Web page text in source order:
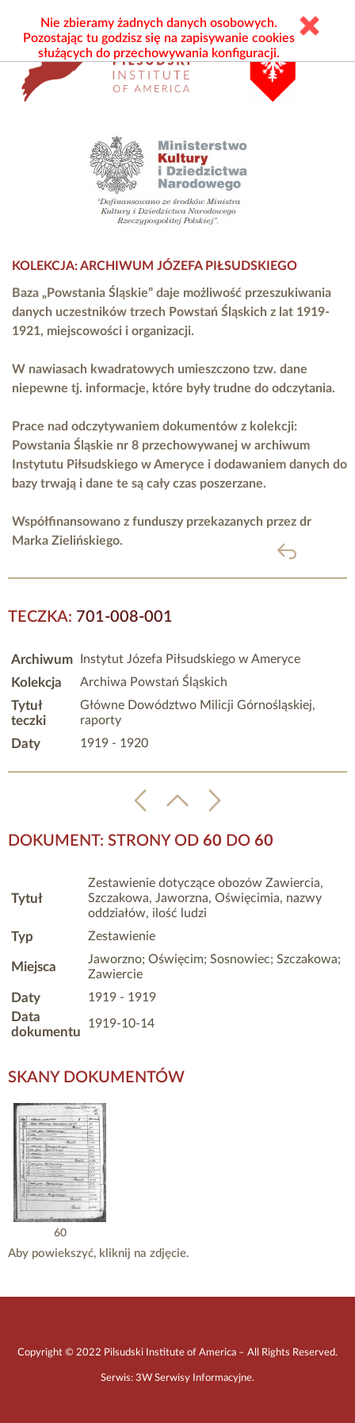
KOLEKCJA: ARCHIWUM JÓZEFA PIŁSUDSKIEGO
Baza „Powstania Śląskie” daje możliwość przeszukiwania
danych uczestników trzech Powstań Śląskich z lat 1919-
1921, miejscowości i organizacji.
W nawiasach kwadratowych umieszczono tzw. dane
niepewne tj. informacje, które były trudne do odczytania.
Prace nad odczytywaniem dokumentów z kolekcji:
Powstania Śląskie nr 8 przechowywanej w archiwum
Instytutu Piłsudskiego w Ameryce i dodawaniem danych do
bazy trwają i dane te są cały czas poszerzane.
Współfinansowano z funduszy przekazanych przez dr
Marka Zielińskiego.
powrót
TECZKA: 701-008-001
Archiwum Instytut Józefa Piłsudskiego w Ameryce
Kolekcja Archiwa Powstań Śląskich
Tytuł
teczki
Główne Dowództwo Milicji Górnośląskiej,
raporty
Daty 1919 - 1920
DOKUMENT: STRONY OD 60 DO 60
Tytuł
Zestawienie dotyczące obozów Zawiercia,
Szczakowa, Jaworzna, Oświęcimia, nazwy
oddziałów, ilość ludzi
Typ Zestawienie
Miejsca
Jaworzno; Oświęcim; Sosnowiec; Szczakowa;
Zawiercie
Daty 1919 - 1919
Data
dokumentu
1919-10-14
SKANY DOKUMENTÓW
60
Aby powiekszyć, kliknij na zdjęcie.
Copyright © 2022 Pilsudski Institute of America – All Rights Reserved.
Serwis: 3W Serwisy Informacyjne.
Nie zbieramy żadnych danych osobowych.
Pozostając tu godzisz się na zapisywanie cookies
służących do przechowywania konfiguracji.